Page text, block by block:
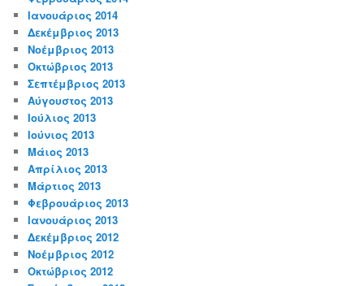
Ιανουάριος 2014
Δεκέμβριος 2013
Νοέμβριος 2013
Οκτώβριος 2013
Σεπτέμβριος 2013
Αύγουστος 2013
Ιούλιος 2013
Ιούνιος 2013
Μάιος 2013
Απρίλιος 2013
Μάρτιος 2013
Φεβρουάριος 2013
Ιανουάριος 2013
Δεκέμβριος 2012
Νοέμβριος 2012
Οκτώβριος 2012